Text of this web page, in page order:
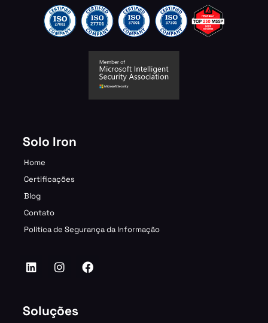
Solo Iron
Home
Certificações
Blog
Contato
Política de Segurança da Informação
Soluções